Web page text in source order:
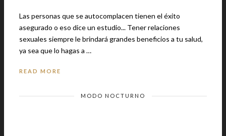
Las personas que se autocomplacen tienen el éxito
asegurado o eso dice un estudio... Tener relaciones
sexuales siempre le brindará grandes beneficios a tu salud,
ya sea que lo hagas a …
READ MORE
MODO NOCTURNO